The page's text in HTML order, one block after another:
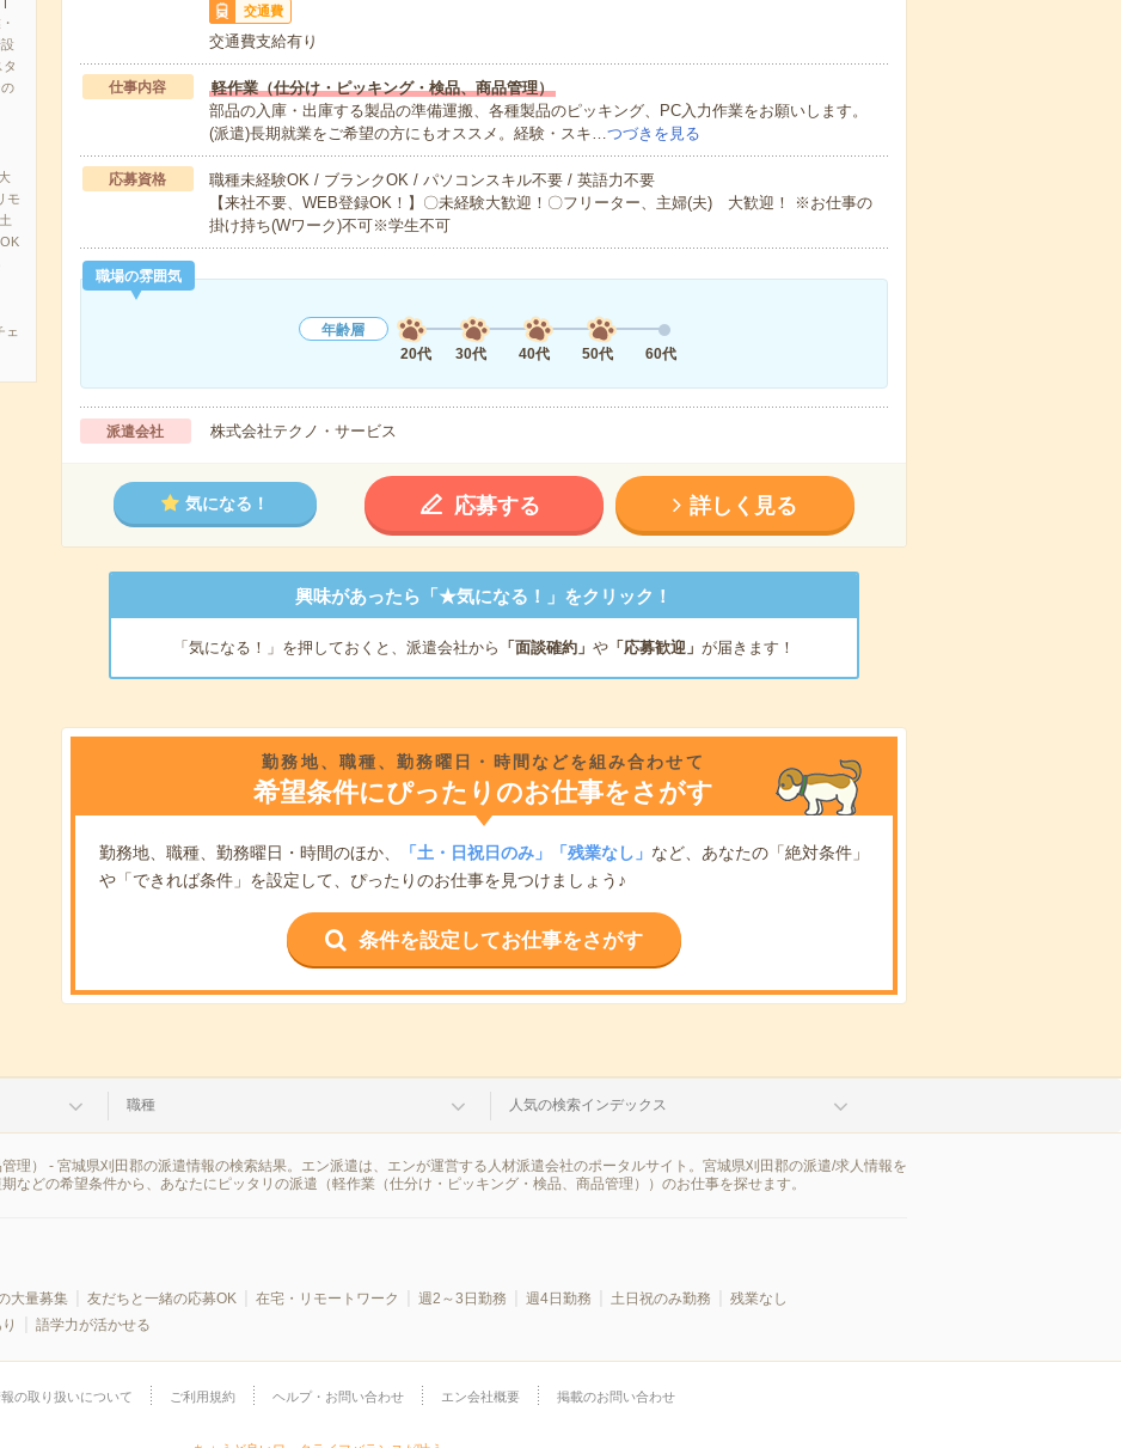
モ
土
ェ
交通費
交通費支給有り
仕事内容
軽作業（仕分け・ピッキング・検品、商品管理）
部品の入庫・出庫する製品の準備運搬、各種製品のピッキング、PC入力作業をお願いします。
(派遣)長期就業をご希望の方にもオススメ。経験・スキ…つづきを見る
応募資格
職種未経験OK / ブランクOK / パソコンスキル不要 / 英語力不要
【来社不要、WEB登録OK！】〇未経験大歓迎！〇フリーター、主婦(夫) 大歓迎！ ※お仕事の
掛け持ち(Wワーク)不可※学生不可
職場の雰囲気
年齢層
20代
30代 40代 50代 60代
派遣会社 株式会社テクノ・サービス
気になる！ 応募する 詳しく見る
興味があったら「★気になる！」をクリック！
「気になる！」を押しておくと、派遣会社から 「面談確約」 や「応募歓迎」 が届きます！
勤務地、職種、勤務曜日・時間などを組み合わせて
希望条件にぴったりのお仕事をさがす
勤務地、職種、勤務曜日・時間のほか、 「土・日祝日のみ」「残業なし」 など、あなたの「絶対条件」
や「できれば条件」を設定して、ぴったりのお仕事を見つけましょう♪
条件を設定してお仕事をさがす
職種 人気の検索インデックス
理） - 宮城県刈田郡の派遣情報の検索結果。エン派遣は、エンが運営する人材派遣会社のポータルサイト。宮城県刈田郡の派遣/求人情報を
などの希望条件から、あなたにピッタリの派遣（軽作業（仕分け・ピッキング・検品、商品管理））のお仕事を探せます。
大量募集 友だちと一緒の応募OK 在宅・リモートワーク 週2～3日勤務 週4日勤務 土日祝のみ勤務
残業なし
語学力が活かせる
の取り扱いについて ご利用規約 ヘルプ・お問い合わせ エン会社概要 掲載のお問い合わせ